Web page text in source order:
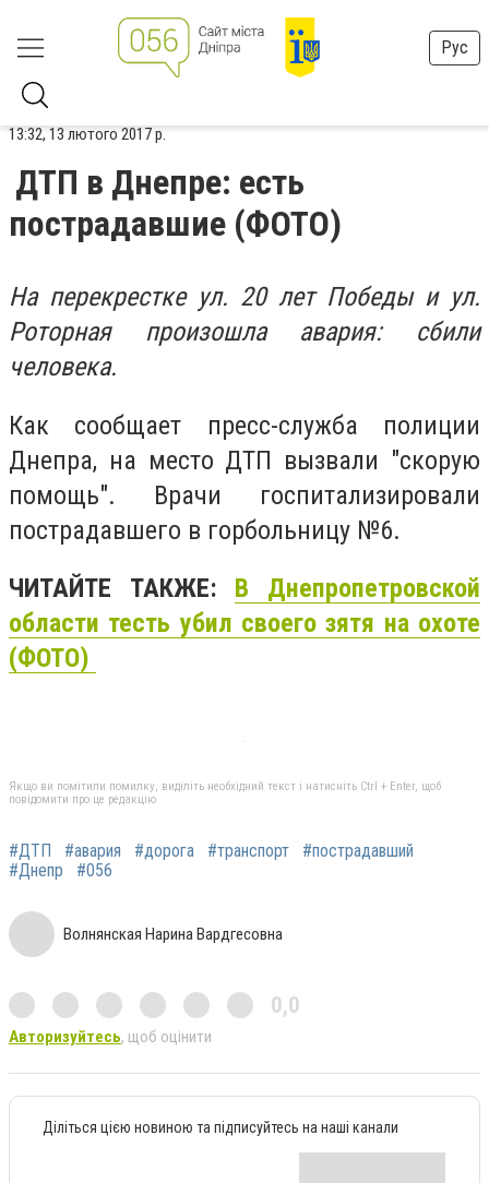
Рус
13:32, 13 лютого 2017 р.
ДТП в Днепре: есть
пострадавшие (ФОТО)
На перекрестке ул. 20 лет Победы и ул.
Роторная произошла авария: сбили
человека.
Как сообщает пресс-служба полиции
Днепра, на место ДТП вызвали "скорую
помощь". Врачи госпитализировали
пострадавшего в горбольницу №6.
ЧИТАЙТЕ ТАКЖЕ: В Днепропетровской
области тесть убил своего зятя на охоте
(ФОТО)
Якщо ви помітили помилку, виділіть необхідний текст і натисніть Ctrl + Enter, щоб
повідомити про це редакцію
#ДТП #авария #дорога #транспорт
#пострадавший
#Днепр
#056
Волнянская Нарина Вардгесовна
0,0
Авторизуйтесь, щоб оцінити
Діліться цією новиною та підписуйтесь на наші канали